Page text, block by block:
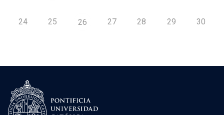
24 25 26 27 28 29 30